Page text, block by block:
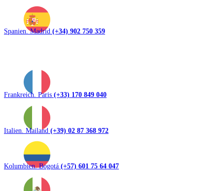
Spanien. Madrid (+34) 902 750 359
Frankreich. Paris (+33) 170 849 040
Italien. Mailand (+39) 02 87 368 972
Kolumbien. Bogotá (+57) 601 75 64 047